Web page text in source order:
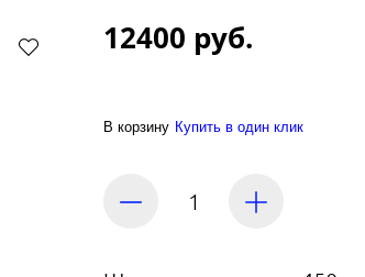
12400 руб.
В корзину Купить в один клик